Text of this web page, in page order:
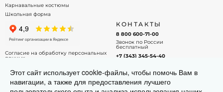
Карнавальные костюмы
Школьная форма
Согласие на обработку персональных
данных
КОНТАКТЫ
8 800 600-71-00
Звонок по России
бесплатный
+7 (343) 345-54-40
info@batik.ru
Напишите нам на почту!
Этот сайт использует cookie-файлы, чтобы помочь Вам в
навигации, а также для предоставления лучшего